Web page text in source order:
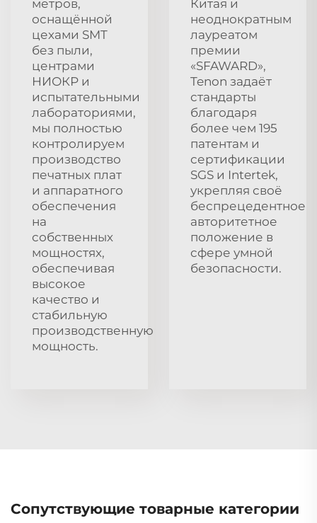
метров,
оснащённой
цехами SMT
без пыли,
центрами
НИОКР и
испытательными
лабораториями,
мы полностью
контролируем
производство
печатных плат
и аппаратного
обеспечения
на
собственных
мощностях,
обеспечивая
высокое
качество и
стабильную
производственную
мощность.
Китая и
неоднократным
лауреатом
премии
«SFAWARD»,
Tenon задаёт
стандарты
благодаря
более чем 195
патентам и
сертификации
SGS и Intertek,
укрепляя своё
беспрецедентное
авторитетное
положение в
сфере умной
безопасности.
Сопутствующие товарные категории